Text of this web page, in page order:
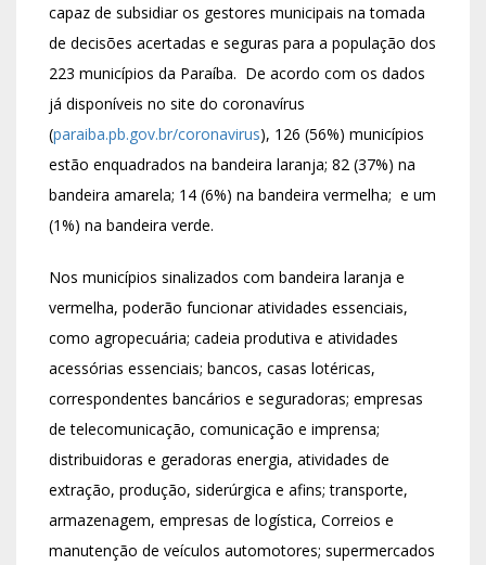
capaz de subsidiar os gestores municipais na tomada
de decisões acertadas e seguras para a população dos
223 municípios da Paraíba. De acordo com os dados
já disponíveis no site do coronavírus
(paraiba.pb.gov.br/coronavirus), 126 (56%) municípios
estão enquadrados na bandeira laranja; 82 (37%) na
bandeira amarela; 14 (6%) na bandeira vermelha; e um
(1%) na bandeira verde.
Nos municípios sinalizados com bandeira laranja e
vermelha, poderão funcionar atividades essenciais,
como agropecuária; cadeia produtiva e atividades
acessórias essenciais; bancos, casas lotéricas,
correspondentes bancários e seguradoras; empresas
de telecomunicação, comunicação e imprensa;
distribuidoras e geradoras energia, atividades de
extração, produção, siderúrgica e afins; transporte,
armazenagem, empresas de logística, Correios e
manutenção de veículos automotores; supermercados